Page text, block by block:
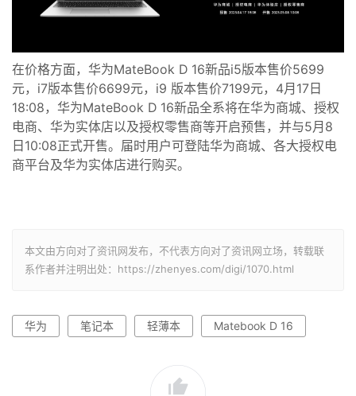
在价格方面，华为MateBook D 16新品i5版本售价5699
元，i7版本售价6699元， i9 版本售价7199元， 4月17 日
18:08，华为MateBook D 16新品全系将在华为商城、授权
电商、华为实体店以及授权零售商等开启预售， 并与5月8
日 10:08正式开售。届时用户可登陆华为商城、各大授权电
商平台及华为实体店进行购买。
本文由方向对了资讯网发布，不代表方向对了资讯网立场，转载联
系作者并注明出处：https://zhenyes.com/digi/1070.html
华为 笔记本 轻薄本 Matebook D 16